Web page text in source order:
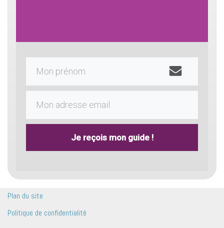
Je reçois mon guide !
Plan du site
Politique de confidentialité